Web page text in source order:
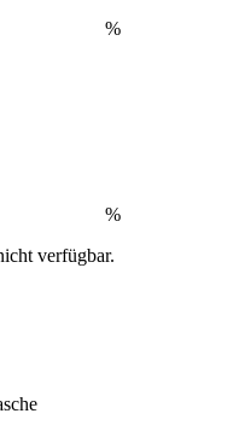
%
%
verfügbar.